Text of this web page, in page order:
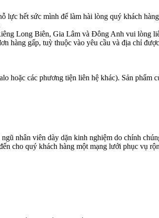
lực hết sức mình để làm hài lòng quý khách
Long Biên, Gia Lâm và Đông Anh vui lòng
hàng gấp, tuỳ thuộc vào yêu cầu và địa chỉ
hoặc các phương tiện liên hệ khác). Sản phẩm
nhân viên dày dặn kinh nghiệm do chính
cho quý khách hàng một mạng lưới phục vụ